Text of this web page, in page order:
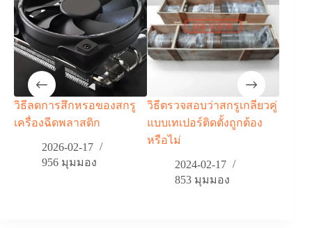
วิธีลดการสึกหรอของสกรู
เครื่องฉีดพลาสติก
2026-02-17
956 มุมมอง
วิธีตรวจสอบว่าสกรูเกลียวคู่
แบบเทเปอร์ติดตั้งถูกต้อง
หรือไม่
2024-02-17
853 มุมมอง